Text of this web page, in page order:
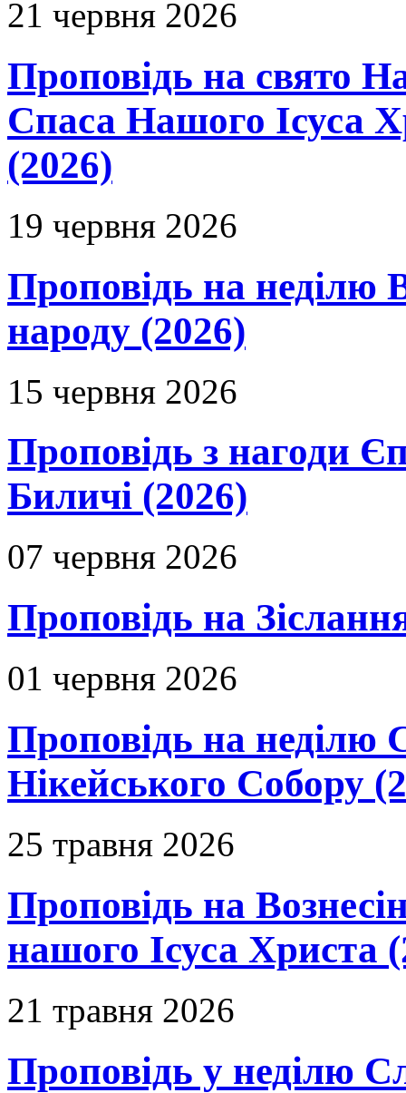
21 червня 2026
Проповідь на свято
Спаса Нашого Ісуса
(2026)
19 червня 2026
Проповідь на неділю
народу (2026)
15 червня 2026
Проповідь з нагоди
Биличі (2026)
07 червня 2026
Проповідь на
01 червня 2026
Проповідь на неділю
Нікейського Собору
25 травня 2026
Проповідь на
нашого Ісуса Христа
21 травня 2026
Проповідь у неділю